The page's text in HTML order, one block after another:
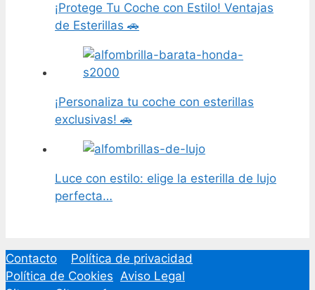
¡Protege Tu Coche con Estilo! Ventajas
de Esterillas 🚗
¡Personaliza tu coche con esterillas
exclusivas! 🚗
Luce con estilo: elige la esterilla de lujo
perfecta…
Contacto
Política de privacidad
Política de Cookies Aviso Legal